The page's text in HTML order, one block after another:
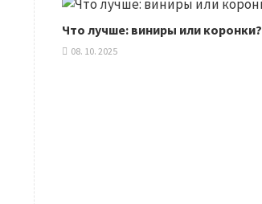
Что лучше: виниры или коронки?
08. 10. 2025